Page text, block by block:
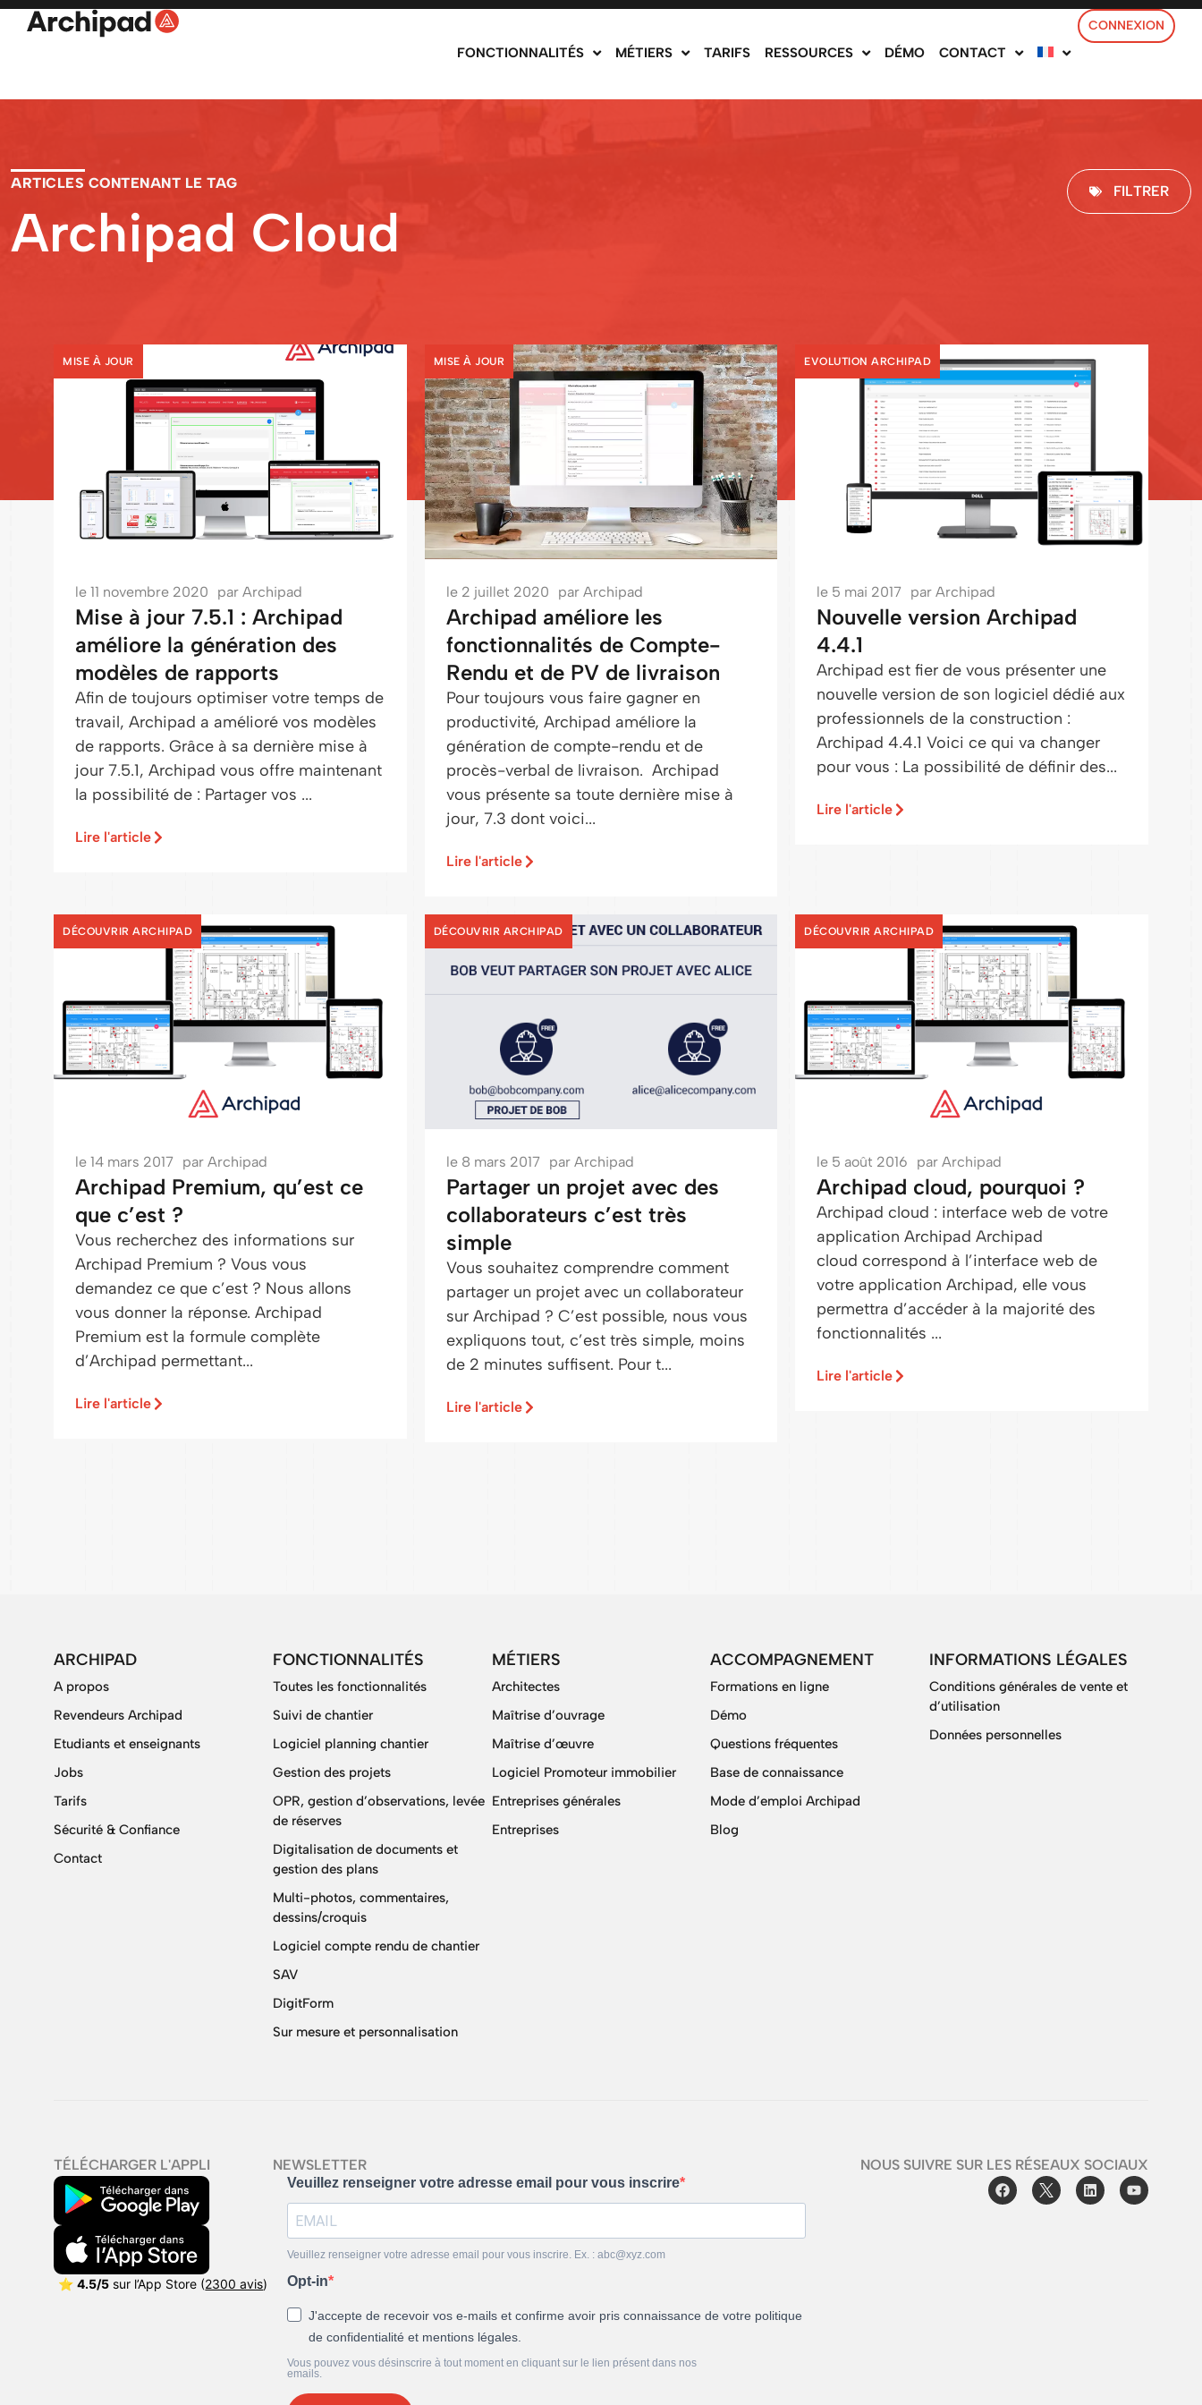
FONCTIONNALITÉS MÉTIERS TARIFS RESSOURCES DÉMO CONTACT
CONNEXION
ARTICLES CONTENANT LE TAG
Archipad Cloud
FILTRER
MISE À JOUR
le 11 novembre 2020 par Archipad
Mise à jour 7.5.1 : Archipad
améliore la génération des
modèles de rapports
Afin de toujours optimiser votre temps de
travail, Archipad a amélioré vos modèles
de rapports. Grâce à sa dernière mise à
jour 7.5.1, Archipad vous offre maintenant
la possibilité de : Partager vos ...
Lire l'article
MISE À JOUR
le 2 juillet 2020 par Archipad
Archipad améliore les
fonctionnalités de Compte-
Rendu et de PV de livraison
Pour toujours vous faire gagner en
productivité, Archipad améliore la
génération de compte-rendu et de
procès-verbal de livraison. Archipad
vous présente sa toute dernière mise à
jour, 7.3 dont voici...
Lire l'article
EVOLUTION ARCHIPAD
le 5 mai 2017 par Archipad
Nouvelle version Archipad
4.4.1
Archipad est fier de vous présenter une
nouvelle version de son logiciel dédié aux
professionnels de la construction :
Archipad 4.4.1 Voici ce qui va changer
pour vous : La possibilité de définir des...
Lire l'article
DÉCOUVRIR ARCHIPAD
le 14 mars 2017 par Archipad
Archipad Premium, qu’est ce
que c’est ?
Vous recherchez des informations sur
Archipad Premium ? Vous vous
demandez ce que c’est ? Nous allons
vous donner la réponse. Archipad
Premium est la formule complète
d’Archipad permettant...
Lire l'article
DÉCOUVRIR ARCHIPAD
le 8 mars 2017 par Archipad
Partager un projet avec des
collaborateurs c’est très
simple
Vous souhaitez comprendre comment
partager un projet avec un collaborateur
sur Archipad ? C’est possible, nous vous
expliquons tout, c’est très simple, moins
de 2 minutes suffisent. Pour t...
Lire l'article
DÉCOUVRIR ARCHIPAD
le 5 août 2016 par Archipad
Archipad cloud, pourquoi ?
Archipad cloud : interface web de votre
application Archipad Archipad
cloud correspond à l’interface web de
votre application Archipad, elle vous
permettra d’accéder à la majorité des
fonctionnalités ...
Lire l'article
ARCHIPAD
A propos
Revendeurs Archipad
Etudiants et enseignants
Jobs
Tarifs
Sécurité & Confiance
Contact
FONCTIONNALITÉS
Toutes les fonctionnalités
Suivi de chantier
Logiciel planning chantier
Gestion des projets
OPR, gestion d’observations, levée
de réserves
Digitalisation de documents et
gestion des plans
Multi-photos, commentaires,
dessins/croquis
Logiciel compte rendu de chantier
SAV
DigitForm
Sur mesure et personnalisation
MÉTIERS
Architectes
Maîtrise d’ouvrage
Maîtrise d’œuvre
Logiciel Promoteur immobilier
Entreprises générales
Entreprises
ACCOMPAGNEMENT
Formations en ligne
Démo
Questions fréquentes
Base de connaissance
Mode d’emploi Archipad
Blog
INFORMATIONS LÉGALES
Conditions générales de vente et
d’utilisation
Données personnelles
TÉLÉCHARGER L'APPLI
⭐4.5/5 sur l’App Store (2300 avis)
NEWSLETTER
Veuillez renseigner votre adresse email pour vous inscrire
Veuillez renseigner votre adresse email pour vous inscrire. Ex. : abc@xyz.com
Opt-in
J'accepte de recevoir vos e-mails et confirme avoir pris connaissance de votre politique
de confidentialité et mentions légales.
Vous pouvez vous désinscrire à tout moment en cliquant sur le lien présent dans nos
emails.
NOUS SUIVRE SUR LES RÉSEAUX SOCIAUX